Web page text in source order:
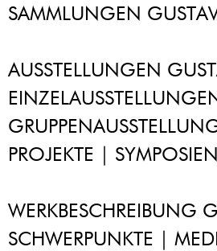
SAMMLUNGEN
AUSSTELLUNGEN
PROJEKTE | SYMPOSIEN
WERKBESCHREIBUNG
SCHWERPUNKTE |